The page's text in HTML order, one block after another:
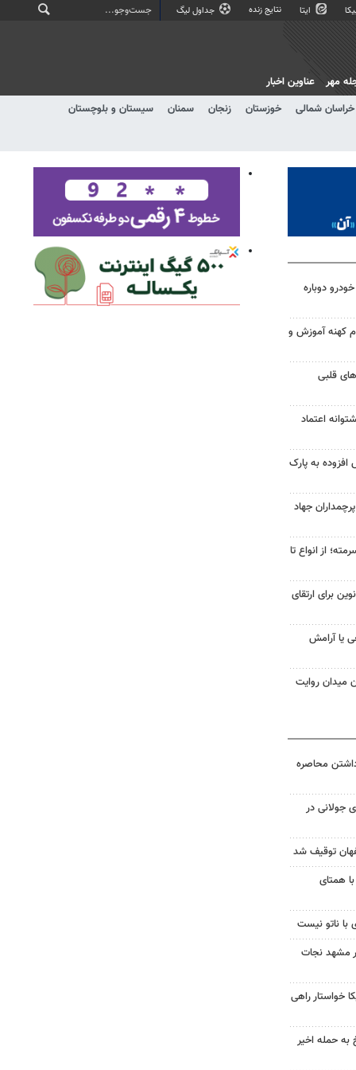
ایتا نتایج زنده جداول لیگ
خراسان شمالی خوزستان زنجان سمنان
سیستان و بلوچستان
مهر عناوین اخبار
دوباره
کهنه آموزش و
قلبی
اعتماد
افزوده به پارک
جهاد
از انواع تا
برای ارتقای
یا آرامش
میدان روایت
محاصره
جولانی در
همتای
با ناتو نیست
مشهد نجات
خواستار راهی
به حمله اخیر